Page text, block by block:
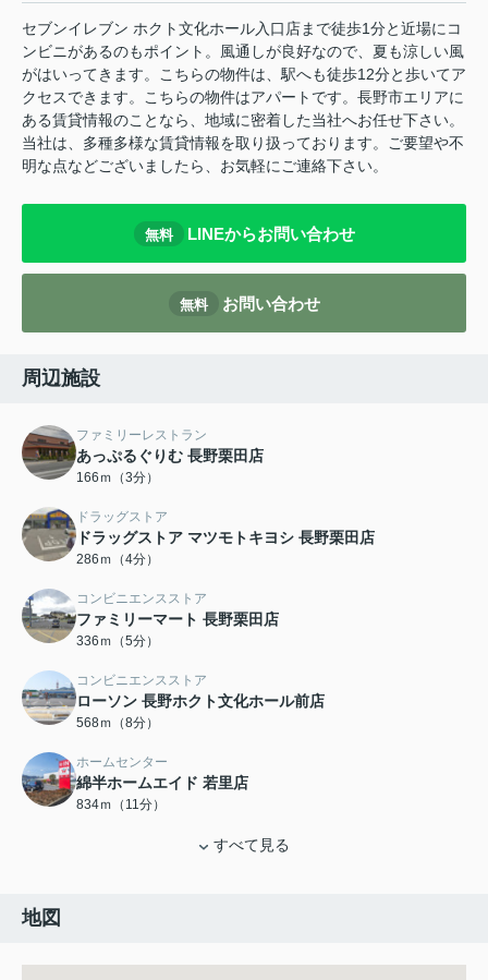
セブンイレブン ホクト文化ホール入口店まで徒歩1分と近場にコ
ンビニがあるのもポイント。風通しが良好なので、夏も涼しい風
がはいってきます。こちらの物件は、駅へも徒歩12分と歩いてア
クセスできます。こちらの物件はアパートです。長野市エリアに
ある賃貸情報のことなら、地域に密着した当社へお任せ下さい。
当社は、多種多様な賃貸情報を取り扱っております。ご要望や不
明な点などございましたら、お気軽にご連絡下さい。
無料 LINEからお問い合わせ
無料 お問い合わせ
周辺施設
ファミリーレストラン
あっぷるぐりむ 長野栗田店
166ｍ（3分）
ドラッグストア
ドラッグストア マツモトキヨシ 長野栗田店
286ｍ（4分）
コンビニエンスストア
ファミリーマート 長野栗田店
336ｍ（5分）
コンビニエンスストア
ローソン 長野ホクト文化ホール前店
568ｍ（8分）
ホームセンター
綿半ホームエイド 若里店
834ｍ（11分）
すべて見る
地図